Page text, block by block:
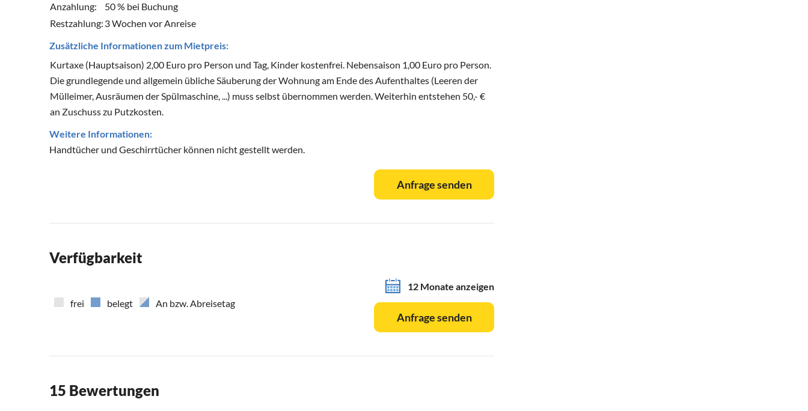
Anzahlung:
50 % bei Buchung
Restzahlung: 3 Wochen vor Anreise
Zusätzliche Informationen zum Mietpreis:
Kurtaxe (Hauptsaison) 2,00 Euro pro Person und Tag, Kinder kostenfrei. Nebensaison 1,00 Euro pro Person.
Die grundlegende und allgemein übliche Säuberung der Wohnung am Ende des Aufenthaltes (Leeren der
Mülleimer, Ausräumen der Spülmaschine, ...) muss selbst übernommen werden. Weiterhin entstehen 50,- €
an Zuschuss zu Putzkosten.
Weitere Informationen:
Handtücher und Geschirrtücher können nicht gestellt werden.
Anfrage senden
Verfügbarkeit
12 Monate anzeigen
frei
belegt An bzw. Abreisetag
Anfrage senden
15 Bewertungen